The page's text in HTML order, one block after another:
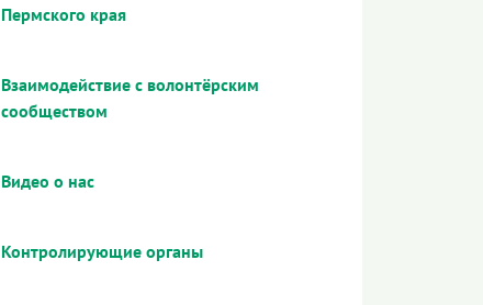
Пермского края
Взаимодействие с волонтёрским
сообществом
Видео о нас
Контролирующие органы